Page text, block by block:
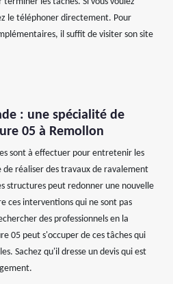
le téléphoner directement. Pour
il suffit de visiter son site
: une spécialité de
05 à Remollon
sont à effectuer pour entretenir les
réaliser des travaux de ravalement
structures peut redonner une nouvelle
ces interventions qui ne sont pas
des professionnels en la
05 peut s'occuper de ces tâches qui
Sachez qu'il dresse un devis qui est